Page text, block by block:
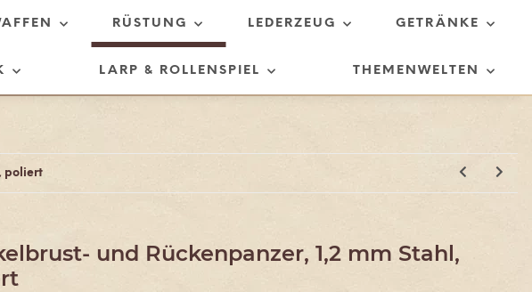
RÜSTUNG LEDERZEUG GETRÄNKE
LARP & ROLLENSPIEL THEMENWELTEN
poliert
und Rückenpanzer, 1,2 mm Stahl,